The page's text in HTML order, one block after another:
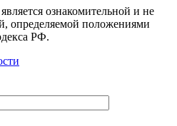
ознакомительной и не
определяемой положениями
РФ.